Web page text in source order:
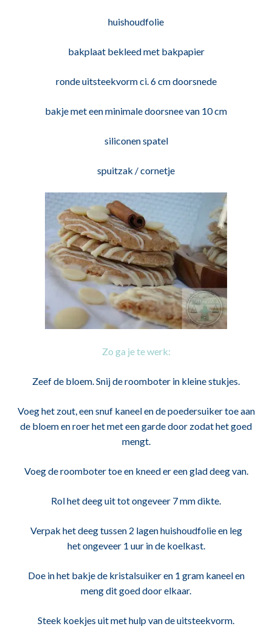
huishoudfolie
bakplaat bekleed met bakpapier
ronde uitsteekvorm ci. 6 cm doorsnede
bakje met een minimale doorsnee van 10 cm
siliconen spatel
spuitzak / cornetje
Zo ga je te werk:
Zeef de bloem. Snij de roomboter in kleine stukjes.
Voeg het zout, een snuf kaneel en de poedersuiker toe aan
de bloem en roer het met een garde door zodat het goed
mengt.
Voeg de roomboter toe en kneed er een glad deeg van.
Rol het deeg uit tot ongeveer 7 mm dikte.
Verpak het deeg tussen 2 lagen huishoudfolie en leg
het ongeveer 1 uur in de koelkast.
Doe in het bakje de kristalsuiker en 1 gram kaneel en
meng dit goed door elkaar.
Steek koekjes uit met hulp van de uitsteekvorm.